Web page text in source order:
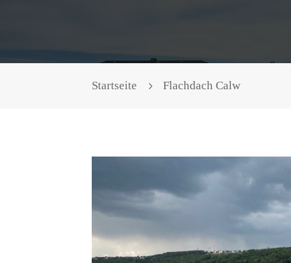
Startseite Flachdach Calw